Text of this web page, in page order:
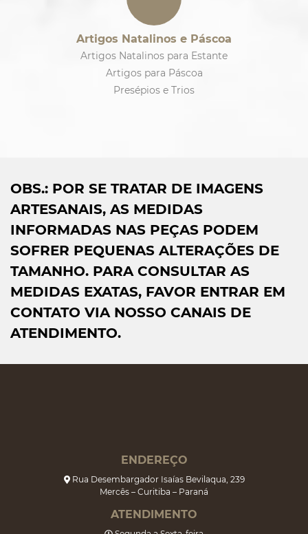
Artigos Natalinos e Páscoa
Artigos Natalinos para Estante
Artigos para Páscoa
Presépios e Trios
OBS.: POR SE TRATAR DE IMAGENS
ARTESANAIS, AS MEDIDAS
INFORMADAS NAS PEÇAS PODEM
SOFRER PEQUENAS ALTERAÇÕES DE
TAMANHO. PARA CONSULTAR AS
MEDIDAS EXATAS, FAVOR ENTRAR EM
CONTATO VIA NOSSO CANAIS DE
ATENDIMENTO.
ENDEREÇO
Rua Desembargador Isaías Bevilaqua, 239
Mercês – Curitiba – Paraná
ATENDIMENTO